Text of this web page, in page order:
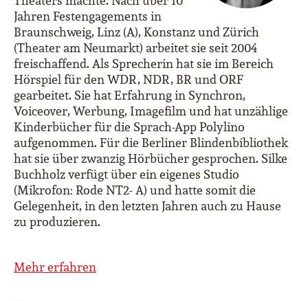
Jahren Festengagements in
Braunschweig, Linz (A), Konstanz und Zürich
(Theater am Neumarkt) arbeitet sie seit 2004
freischaffend. Als Sprecherin hat sie im Bereich
Hörspiel für den WDR, NDR, BR und ORF
gearbeitet. Sie hat Erfahrung in Synchron,
Voiceover, Werbung, Imagefilm und hat unzählige
Kinderbücher für die Sprach-App Polylino
aufgenommen. Für die Berliner Blindenbibliothek
hat sie über zwanzig Hörbücher gesprochen. Silke
Buchholz verfügt über ein eigenes Studio
(Mikrofon: Rode NT2- A) und hatte somit die
Gelegenheit, in den letzten Jahren auch zu Hause
zu produzieren.
Mehr erfahren